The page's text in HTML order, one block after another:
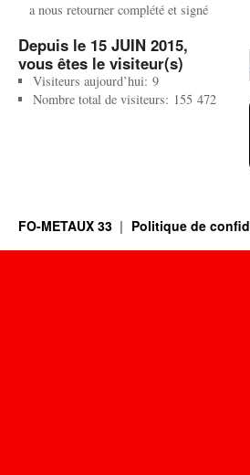
a nous retourner complété et signé
Depuis le 15 JUIN 2015,
vous êtes le visiteur(s)
Visiteurs aujourd’hui: 9
Nombre total de visiteurs: 155 472
FO-METAUX 33 Politique de